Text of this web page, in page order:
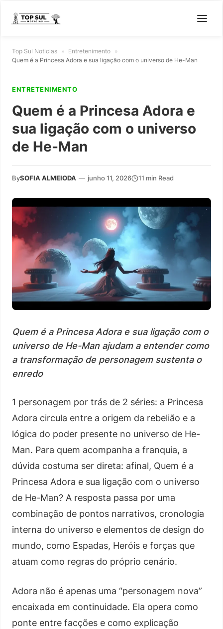
Top Sul Noticias » Entretenimento »
Quem é a Princesa Adora e sua ligação com o universo de He-Man
ENTRETENIMENTO
Quem é a Princesa Adora e
sua ligação com o universo
de He-Man
BySOFIA ALMEIODA — junho 11, 2026 11 min Read
Quem é a Princesa Adora e sua ligação com o
universo de He-Man ajudam a entender como
a transformação de personagem sustenta o
enredo
1 personagem por trás de 2 séries: a Princesa
Adora circula entre a origem da rebelião e a
lógica do poder presente no universo de He-
Man. Para quem acompanha a franquia, a
dúvida costuma ser direta: afinal, Quem é a
Princesa Adora e sua ligação com o universo
de He-Man? A resposta passa por uma
combinação de pontos narrativos, cronologia
interna do universo e elementos de design do
mundo, como Espadas, Heróis e forças que
atuam como regras do próprio cenário.
Adora não é apenas uma “personagem nova”
encaixada em continuidade. Ela opera como
ponte entre facções e como explicação